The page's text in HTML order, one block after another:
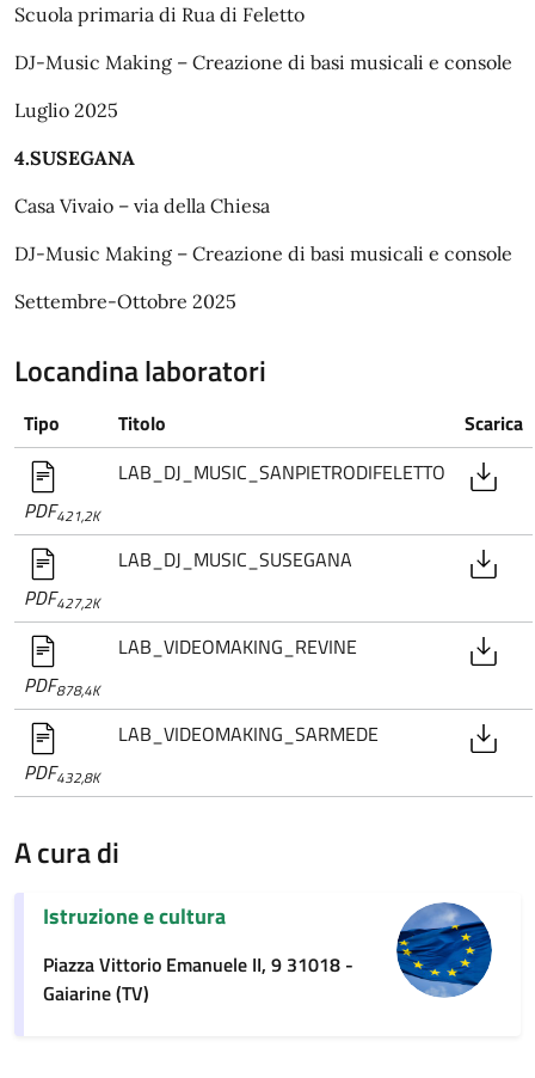
Scuola primaria di Rua di Feletto
DJ-Music Making – Creazione di basi musicali e console
Luglio 2025
4.SUSEGANA
Casa Vivaio – via della Chiesa
DJ-Music Making – Creazione di basi musicali e console
Settembre-Ottobre 2025
Locandina laboratori
Tipo Titolo Scarica
PDF421,2K
LAB_DJ_MUSIC_SANPIETRODIFELETTO
PDF427,2K
LAB_DJ_MUSIC_SUSEGANA
PDF878,4K
LAB_VIDEOMAKING_REVINE
PDF432,8K
LAB_VIDEOMAKING_SARMEDE
A cura di
Istruzione e cultura
Piazza Vittorio Emanuele II, 9 31018 -
Gaiarine (TV)